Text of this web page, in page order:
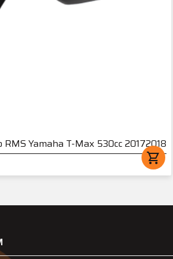
Yamaha T-Max 530cc 20172018
shopping_cart